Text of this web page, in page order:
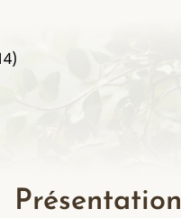
Présentation